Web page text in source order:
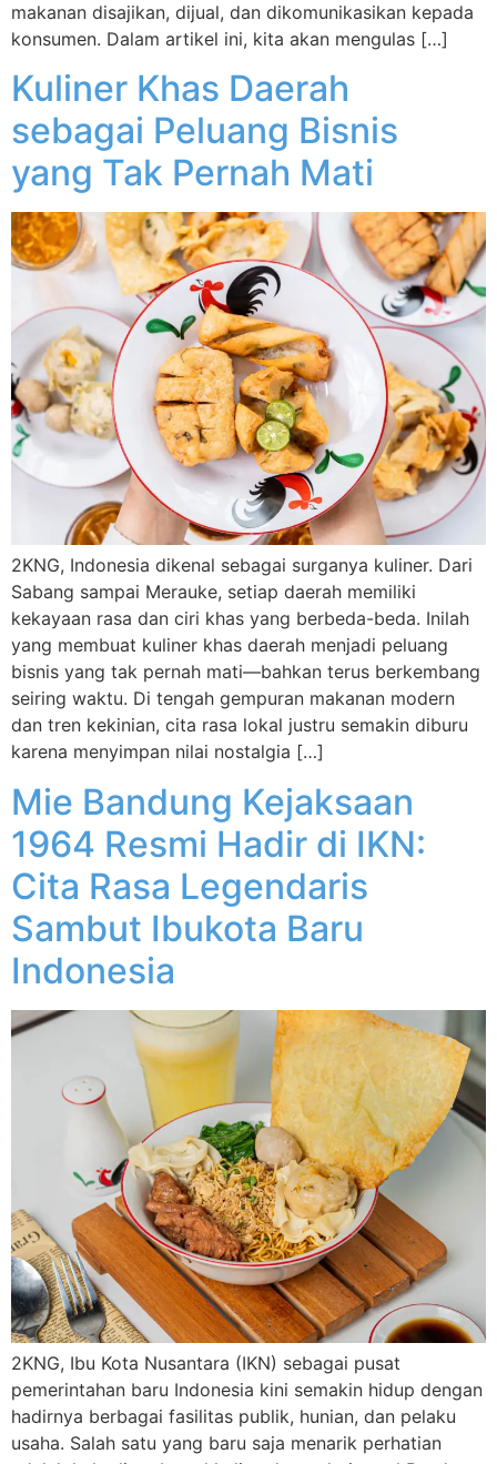
makanan disajikan, dijual, dan dikomunikasikan kepada
konsumen. Dalam artikel ini, kita akan mengulas […]
Kuliner Khas Daerah
sebagai Peluang Bisnis
yang Tak Pernah Mati
2KNG, Indonesia dikenal sebagai surganya kuliner. Dari
Sabang sampai Merauke, setiap daerah memiliki
kekayaan rasa dan ciri khas yang berbeda-beda. Inilah
yang membuat kuliner khas daerah menjadi peluang
bisnis yang tak pernah mati—bahkan terus berkembang
seiring waktu. Di tengah gempuran makanan modern
dan tren kekinian, cita rasa lokal justru semakin diburu
karena menyimpan nilai nostalgia […]
Mie Bandung Kejaksaan
1964 Resmi Hadir di IKN:
Cita Rasa Legendaris
Sambut Ibukota Baru
Indonesia
2KNG, Ibu Kota Nusantara (IKN) sebagai pusat
pemerintahan baru Indonesia kini semakin hidup dengan
hadirnya berbagai fasilitas publik, hunian, dan pelaku
usaha. Salah satu yang baru saja menarik perhatian